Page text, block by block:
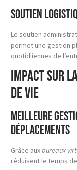
Soutien
Le soutien
permet une gestion
quotidiiennes de
Impact sur
de Vie
Meilleure
déplacements
Grâce auxbureaux
réduisent le temps